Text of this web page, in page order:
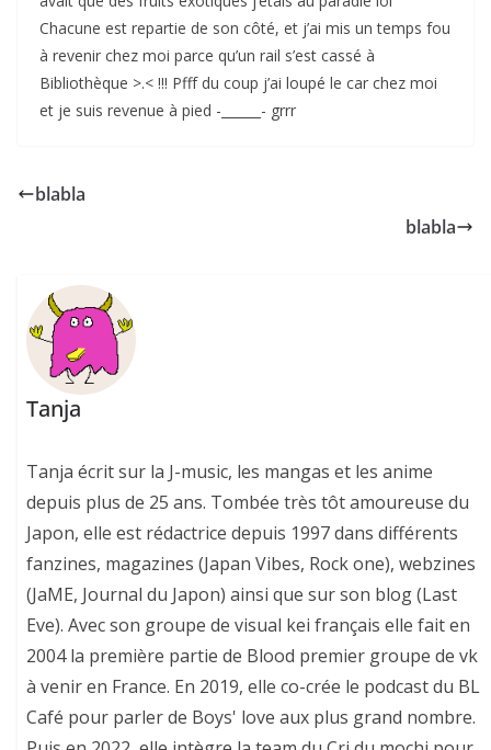
Chacune est repartie de son côté, et j’ai mis un temps fou
à revenir chez moi parce qu’un rail s’est cassé à
Bibliothèque >.< !!! Pfff du coup j’ai loupé le car chez moi
et je suis revenue à pied -______- grrr
blabla
blabla
Tanja
Tanja écrit sur la J-music, les mangas et les anime
depuis plus de 25 ans. Tombée très tôt amoureuse du
Japon, elle est rédactrice depuis 1997 dans différents
fanzines, magazines (Japan Vibes, Rock one), webzines
(JaME, Journal du Japon) ainsi que sur son blog (Last
Eve). Avec son groupe de visual kei français elle fait en
2004 la première partie de Blood premier groupe de vk
à venir en France. En 2019, elle co-crée le podcast du BL
Café pour parler de Boys' love aux plus grand nombre.